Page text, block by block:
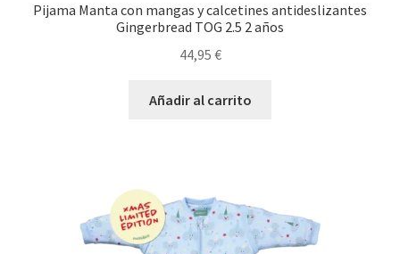
Pijama Manta con mangas y calcetines antideslizantes
Gingerbread TOG 2.5 2 años
44,95 €
Añadir al carrito